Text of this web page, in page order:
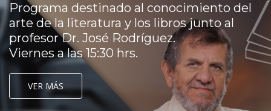
Programa destinado al conocimiento del
arte de la literatura y los libros junto al
profesor Dr. José Rodríguez.
Viernes a las 15:30 hrs.
VER MÁS